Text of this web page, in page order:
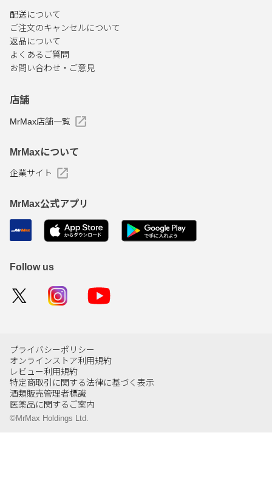
配送について
ご注文のキャンセルについて
返品について
よくあるご質問
お問い合わせ・ご意見
店舗
MrMax店舗一覧
MrMaxについて
企業サイト
MrMax公式アプリ
Follow us
プライバシーポリシー
オンラインストア利用規約
レビュー利用規約
特定商取引に関する法律に基づく表示
酒類販売管理者標識
医薬品に関するご案内
©MrMax Holdings Ltd.